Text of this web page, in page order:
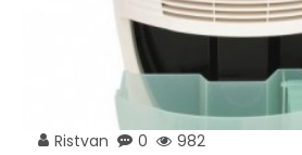
Ristvan 0 982